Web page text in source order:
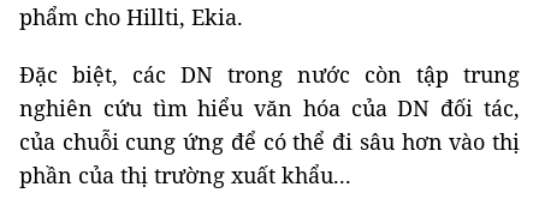
phẩm cho Hillti, Ekia.
Đặc biệt, các DN trong nước còn tập trung
nghiên cứu tìm hiểu văn hóa của DN đối tác,
của chuỗi cung ứng để có thể đi sâu hơn vào thị
phần của thị trường xuất khẩu...